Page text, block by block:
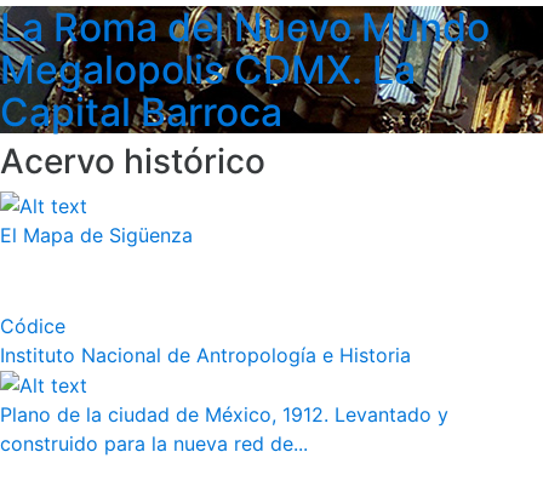
La Roma del Nuevo Mundo
Megalopolis CDMX. La
Capital Barroca
Acervo histórico
El Mapa de Sigüenza
Códice
Instituto Nacional de Antropología e Historia
Plano de la ciudad de México, 1912. Levantado y
construido para la nueva red de...